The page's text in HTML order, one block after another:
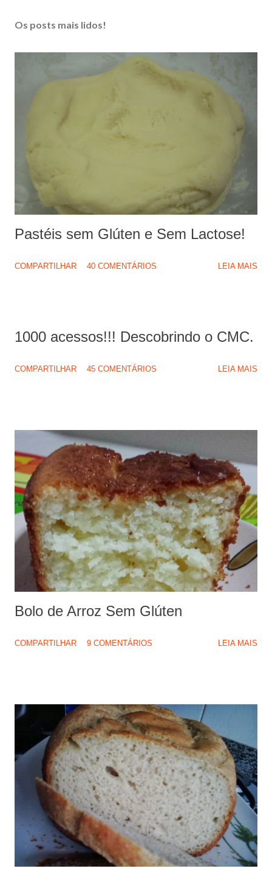
Os posts mais lidos!
Pastéis sem Glúten e Sem Lactose!
COMPARTILHAR 40 COMENTÁRIOS LEIA MAIS
1000 acessos!!! Descobrindo o CMC.
COMPARTILHAR 45 COMENTÁRIOS LEIA MAIS
Bolo de Arroz Sem Glúten
COMPARTILHAR 9 COMENTÁRIOS LEIA MAIS